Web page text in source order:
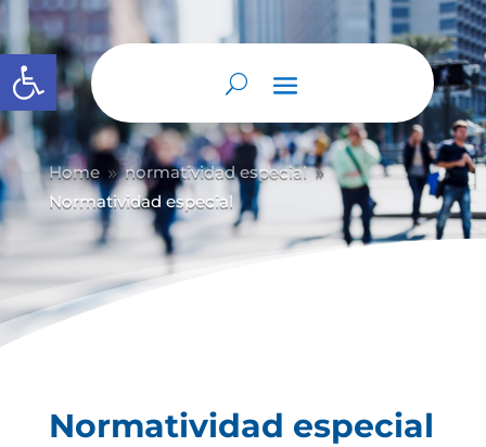
Abrir barra de herramientas
Home 9 normatividad especial 9
Normatividad especial
Normatividad especial